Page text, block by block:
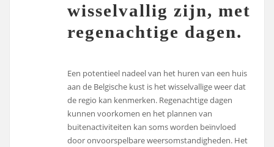
wisselvallig zijn, met
regenachtige dagen.
Een potentieel nadeel van het huren van een huis
aan de Belgische kust is het wisselvallige weer dat
de regio kan kenmerken. Regenachtige dagen
kunnen voorkomen en het plannen van
buitenactiviteiten kan soms worden beïnvloed
door onvoorspelbare weersomstandigheden. Het